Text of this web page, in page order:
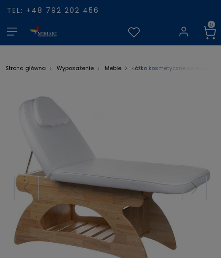
TEL: +48 792 202 456
Strona główna Wyposażenie Meble Łóżko kosmetyczne do masażu